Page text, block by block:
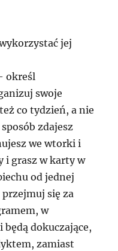
jej
określ
swoje
co tydzień, a nie
zdajesz
we wtorki i
i grasz w karty w
od jednej
się za
w
dokuczające,
zamiast